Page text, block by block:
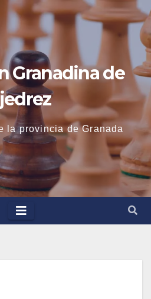
Granadina de
la provincia de Granada